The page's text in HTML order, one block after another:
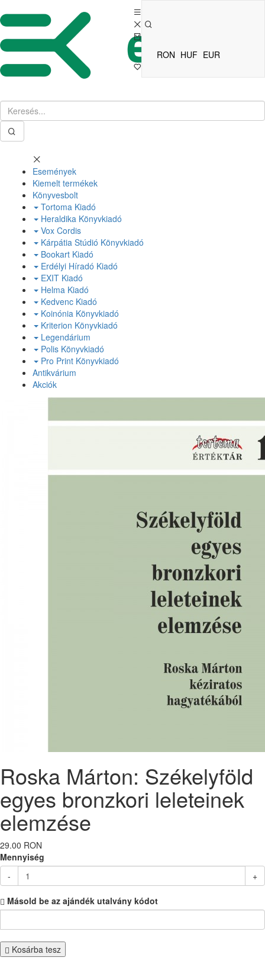
RON HUF EUR
Események
Kiemelt termékek
Könyvesbolt
Tortoma Kiadó
Heraldika Könyvkiadó
Vox Cordis
Kárpátia Stúdió Könyvkiadó
Bookart Kiadó
Erdélyi Híradó Kiadó
EXIT Kiadó
Helma Kiadó
Kedvenc Kiadó
Koinónia Könyvkiadó
Kriterion Könyvkiadó
Legendárium
Polis Könyvkiadó
Pro Print Könyvkiadó
Antikvárium
Akciók
Roska Márton: Székelyföld
egyes bronzkori leleteinek
elemzése
29.00 RON
Mennyiség
-
+
Másold be az ajándék utalvány kódot
Kosárba tesz